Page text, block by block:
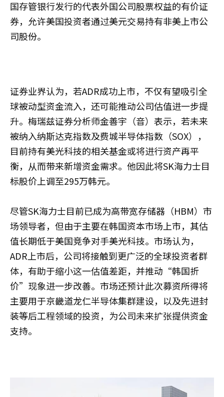
国存管银行发行的代表外国公司股票权益的有价证
券，允许美国投资者通过美元交易持有非美上市公
司股份。
证券业界认为，若ADR成功上市，不仅有望吸引全
球被动型资金流入，还可能推动公司估值进一步提
升。梅瑞兹证券分析师金善宇（音）表示，若未来
被纳入纳斯达克指数及费城半导体指数（SOX），
目前持有美光科技的相关基金或将进行资产再平
衡，从而带来新增资金需求。他因此将SK海力士目
标股价上调至295万韩元。
尽管SK海力士目前已成为高带宽存储器（HBM）市
场领导者，但由于主要在韩国资本市场上市，其估
值长期低于美国竞争对手美光科技。市场认为，
ADR上市后，公司将接触到更广泛的全球投资者群
体，有助于缩小这一估值差距，并推动“韩国折
价”现象进一步改善。市场还预计此次募资所得将
主要用于京畿道龙仁半导体集群建设，以及先进封
装等后工程领域的投资，为公司未来扩张提供资金
支持。